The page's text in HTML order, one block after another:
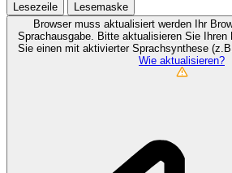
Lesezeile
Lesemaske
Browser muss aktualisiert werden Ihr
Sprachausgabe. Bitte aktualisieren Sie Ihren
Sie einen mit aktivierter Sprachsynthese
Wie aktualisieren?